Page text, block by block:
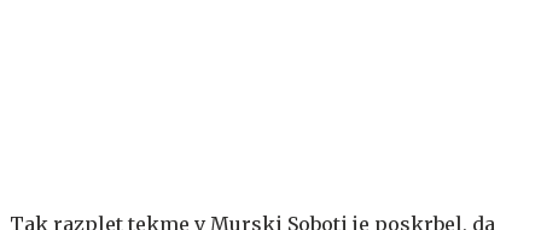
Tak razplet tekme v Murski Soboti je poskrbel, da